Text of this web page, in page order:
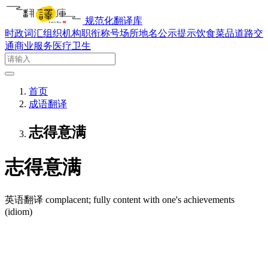
规范化翻译库
时政词汇组织机构职衔称号场所地名公示提示饮食菜品道路交
通商业服务医疗卫生
首页
成语翻译
志得意满
志得意满
英语翻译 complacent; fully content with one's achievements
(idiom)